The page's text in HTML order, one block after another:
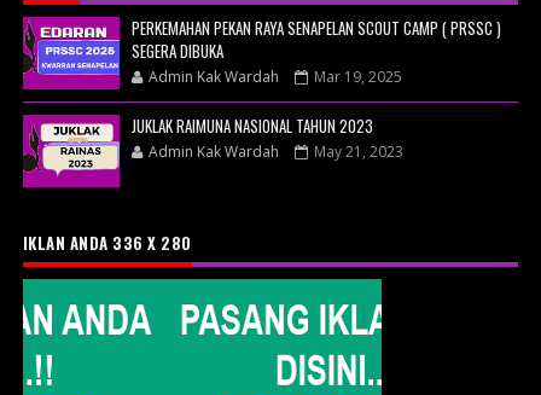
PERKEMAHAN PEKAN RAYA SENAPELAN SCOUT CAMP ( PRSSC )
SEGERA DIBUKA
Admin Kak Wardah Mar 19, 2025
JUKLAK RAIMUNA NASIONAL TAHUN 2023
Admin Kak Wardah May 21, 2023
IKLAN ANDA 336 X 280